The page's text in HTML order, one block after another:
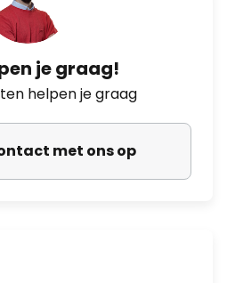
je graag!
helpen je graag
met ons op